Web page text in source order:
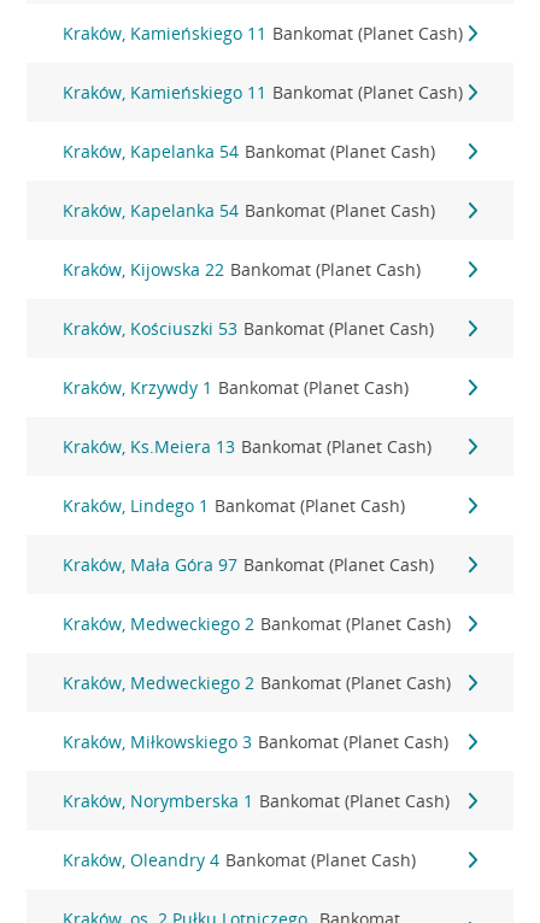
Kraków, Kamieńskiego 11 Bankomat (Planet Cash)
Kraków, Kamieńskiego 11 Bankomat (Planet Cash)
Kraków, Kapelanka 54 Bankomat (Planet Cash)
Kraków, Kapelanka 54 Bankomat (Planet Cash)
Kraków, Kijowska 22 Bankomat (Planet Cash)
Kraków, Kościuszki 53 Bankomat (Planet Cash)
Kraków, Krzywdy 1 Bankomat (Planet Cash)
Kraków, Ks.Meiera 13 Bankomat (Planet Cash)
Kraków, Lindego 1 Bankomat (Planet Cash)
Kraków, Mała Góra 97 Bankomat (Planet Cash)
Kraków, Medweckiego 2 Bankomat (Planet Cash)
Kraków, Medweckiego 2 Bankomat (Planet Cash)
Kraków, Miłkowskiego 3 Bankomat (Planet Cash)
Kraków, Norymberska 1 Bankomat (Planet Cash)
Kraków, Oleandry 4 Bankomat (Planet Cash)